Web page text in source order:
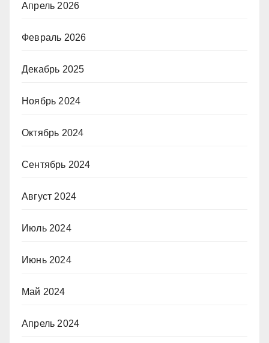
Апрель 2026
Февраль 2026
Декабрь 2025
Ноябрь 2024
Октябрь 2024
Сентябрь 2024
Август 2024
Июль 2024
Июнь 2024
Май 2024
Апрель 2024